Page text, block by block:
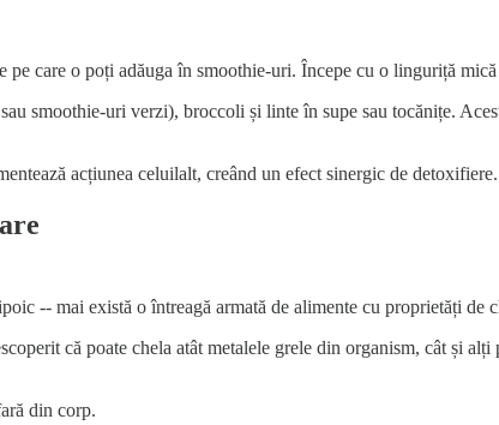
care o poți adăuga în smoothie-uri. Începe cu o linguriță
smoothie-uri verzi), broccoli și linte în supe sau tocănițe.
acțiunea celuilalt, creând un efect sinergic de detoxifiere.
-- mai există o întreagă armată de alimente cu proprietăți de
că poate chela atât metalele grele din organism, cât și
din corp.